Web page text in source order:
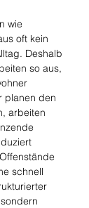
wie
oft kein
Deshalb
so aus,
planen den
arbeiten
schnell